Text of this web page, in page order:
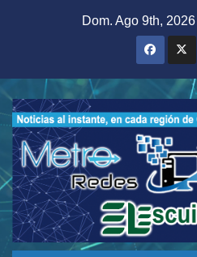
Dom. Ago 9th, 2026